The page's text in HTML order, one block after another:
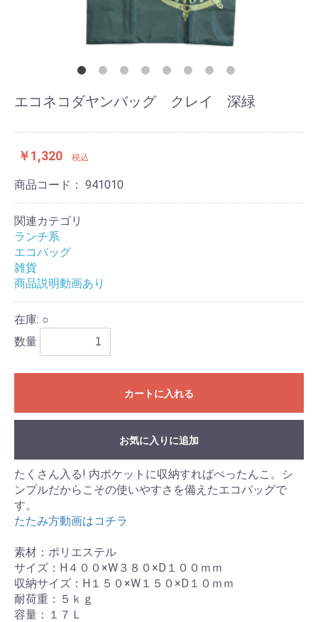
エコネコダヤンバッグ クレイ 深緑
￥1,320 税込
商品コード： 941010
関連カテゴリ
ランチ系
エコバッグ
雑貨
商品説明動画あり
在庫: ○
数量
カートに入れる
お気に入りに追加
たくさん入る! 内ポケットに収納すればぺったんこ。シ
ンプルだからこその使いやすさを備えたエコバッグで
す。
たたみ方動画はコチラ
素材：ポリエステル
サイズ：H４００×W３８０×D１００ｍｍ
収納サイズ：H１５０×W１５０×D１０ｍｍ
耐荷重：５ｋｇ
容量：１７Ｌ